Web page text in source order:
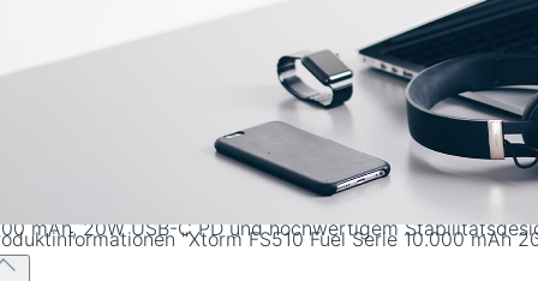
FS510 10.000 mAh Powerbank mit 20W Fast Charge
in vier verschiedenen Farben
"Xtorm FS510 Fuel Serie 10.000 mAh